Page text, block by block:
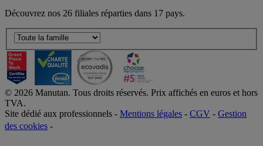
Découvrez nos 26 filiales réparties dans 17 pays.
© 2026 Manutan. Tous droits réservés. Prix affichés en euros et hors
TVA.
Site dédié aux professionnels - Mentions légales - CGV - Gestion
des cookies -